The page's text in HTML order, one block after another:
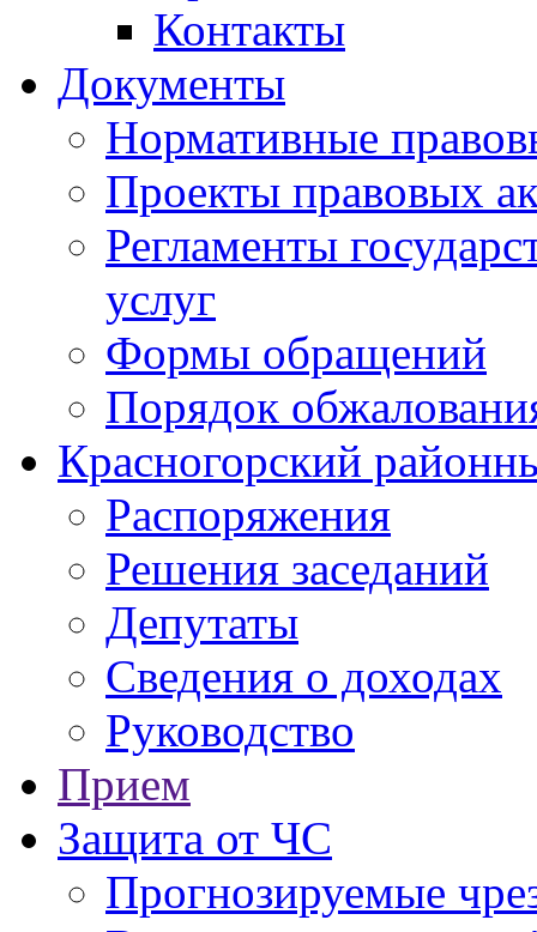
Контакты
Документы
Нормативные
Проекты правовых
Регламенты
услуг
Формы обращений
Порядок
Красногорский
Распоряжения
Решения заседаний
Депутаты
Сведения о доходах
Руководство
Прием
Защита от ЧС
Прогнозируемые